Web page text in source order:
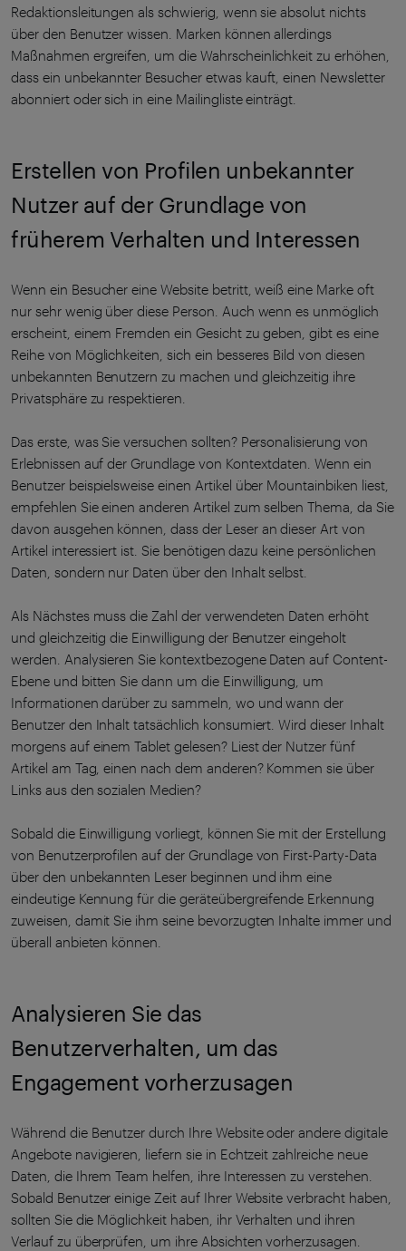
Redaktionsleitungen als schwierig, wenn sie absolut nichts
über den Benutzer wissen. Marken können allerdings
Maßnahmen ergreifen, um die Wahrscheinlichkeit zu erhöhen,
dass ein unbekannter Besucher etwas kauft, einen Newsletter
abonniert oder sich in eine Mailingliste einträgt.
Erstellen von Profilen unbekannter
Nutzer auf der Grundlage von
früherem Verhalten und Interessen
Wenn ein Besucher eine Website betritt, weiß eine Marke oft
nur sehr wenig über diese Person. Auch wenn es unmöglich
erscheint, einem Fremden ein Gesicht zu geben, gibt es eine
Reihe von Möglichkeiten, sich ein besseres Bild von diesen
unbekannten Benutzern zu machen und gleichzeitig ihre
Privatsphäre zu respektieren.
Das erste, was Sie versuchen sollten? Personalisierung von
Erlebnissen auf der Grundlage von Kontextdaten. Wenn ein
Benutzer beispielsweise einen Artikel über Mountainbiken liest,
empfehlen Sie einen anderen Artikel zum selben Thema, da Sie
davon ausgehen können, dass der Leser an dieser Art von
Artikel interessiert ist. Sie benötigen dazu keine persönlichen
Daten, sondern nur Daten über den Inhalt selbst.
Als Nächstes muss die Zahl der verwendeten Daten erhöht
und gleichzeitig die Einwilligung der Benutzer eingeholt
werden. Analysieren Sie kontextbezogene Daten auf Content-
Ebene und bitten Sie dann um die Einwilligung, um
Informationen darüber zu sammeln, wo und wann der
Benutzer den Inhalt tatsächlich konsumiert. Wird dieser Inhalt
morgens auf einem Tablet gelesen? Liest der Nutzer fünf
Artikel am Tag, einen nach dem anderen? Kommen sie über
Links aus den sozialen Medien?
Sobald die Einwilligung vorliegt, können Sie mit der Erstellung
von Benutzerprofilen auf der Grundlage von First-Party-Data
über den unbekannten Leser beginnen und ihm eine
eindeutige Kennung für die geräteübergreifende Erkennung
zuweisen, damit Sie ihm seine bevorzugten Inhalte immer und
überall anbieten können.
Analysieren Sie das
Benutzerverhalten, um das
Engagement vorherzusagen
Während die Benutzer durch Ihre Website oder andere digitale
Angebote navigieren, liefern sie in Echtzeit zahlreiche neue
Daten, die Ihrem Team helfen, ihre Interessen zu verstehen.
Sobald Benutzer einige Zeit auf Ihrer Website verbracht haben,
sollten Sie die Möglichkeit haben, ihr Verhalten und ihren
Verlauf zu überprüfen, um ihre Absichten vorherzusagen.